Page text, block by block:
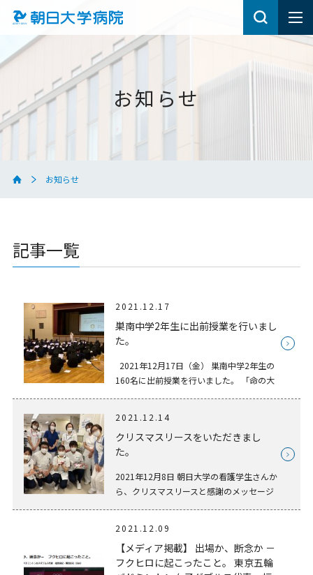
お知らせ
お知らせ
記事一覧
2021.12.17
巣南中学2年生に出前授業を行いまし
た。
2021年12月17日（金） 巣南中学2年生の
160名に出前授業を行いました。 「命の大
事の講話と体験談、看護体験の内容で実施
して […]
2021.12.14
クリスマスリースをいただきまし
た。
2021年12月8日 朝日大学の看護学生さんか
ら、クリスマスリースと感謝のメッセージ
ていただきました。
2021.12.09
【メディア掲載】 出場か、断念か －
フクヒロに起こったこと。 東京五輪